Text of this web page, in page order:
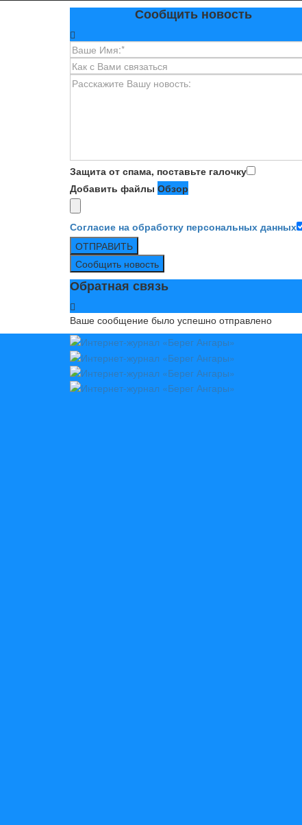
Сообщить новость
Защита от спама, поставьте галочку
Добавить файлы Обзор
Согласие на обработку персональных данных
ОТПРАВИТЬ
Сообщить новость
Обратная связь
Ваше сообщение было успешно отправлено